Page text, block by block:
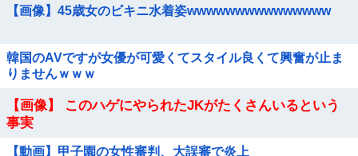
【画像】45歳女のビキニ水着姿wwwwwwwwwwwwwww
韓国のAVですが女優が可愛くてスタイル良くて興奮が止ま
りませんｗｗｗ
【画像】 このハゲにやられたJKがたくさんいるという
事実
【動画】甲子園の女性審判、大誤審で炎上